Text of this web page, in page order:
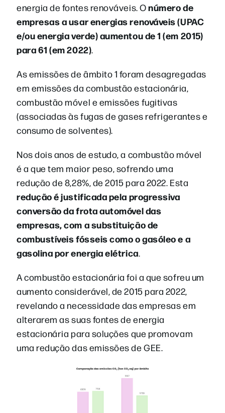
energia de fontes renováveis. Onúmero de
empresas a usar energias renováveis (UPAC
e/ou energia verde) aumentou de 1 (em 2015)
para 61 (em 2022).
As emissões de âmbito 1 foram desagregadas
em emissões da combustão estacionária,
combustão móvel e emissões fugitivas
(associadas às fugas de gases refrigerantes e
consumo de solventes).
Nos dois anos de estudo, a combustão móvel
é a que tem maior peso, sofrendo uma
redução de 8,28%, de 2015 para 2022. Esta
redução é justificada pela progressiva
conversão da frota automóvel das
empresas, com a substituição de
combustíveis fósseis como o gasóleo e a
gasolina por energia elétrica.
A combustão estacionária foi a que sofreu um
aumento considerável, de 2015 para 2022,
revelando a necessidade das empresas em
alterarem as suas fontes de energia
estacionária para soluções que promovam
uma redução das emissões de GEE.